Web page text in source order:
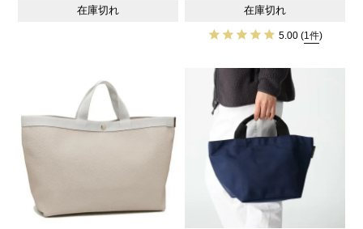
在庫切れ 在庫切れ
5.00 (1件)